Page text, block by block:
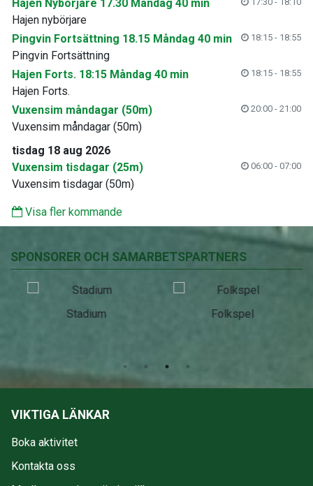
Hajen Nybörjare 17.30 Måndag 40 min
Hajen nybörjare
Pingvin Fortsättning 18.15 Måndag 40 min
18:15 - 18:55
Pingvin Fortsättning
Hajen Forts. 18:15 Måndag 40 min
18:15 - 18:55
Hajen Forts.
Vuxensim måndagar (50m)
20:00 - 21:00
Vuxensim måndagar (50m)
tisdag 18 aug 2026
Vuxensim tisdagar (25m)
06:00 - 07:00
Vuxensim tisdagar (50m)
Visa fler kommande
SPONSORER OCH SAMARBETSPARTNERS
Stadium Folkspel
VIKTIGA LÄNKAR
Boka aktivitet
Kontakta oss